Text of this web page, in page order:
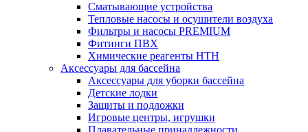
Сматывающие устройства
Тепловые насосы и осушители воздуха
Фильтры и насосы PREMIUM
Фитинги ПВХ
Химические реагенты HTH
Аксессуары для бассейна
Аксессуары для уборки бассейна
Детские лодки
Защиты и подложки
Игровые центры, игрушки
Плавательные принадлежности